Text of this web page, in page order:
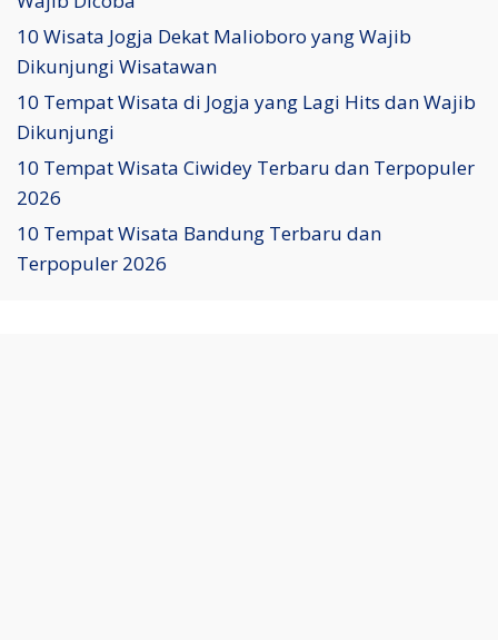
10 Wisata Jogja Dekat Malioboro yang Wajib
Dikunjungi Wisatawan
10 Tempat Wisata di Jogja yang Lagi Hits dan Wajib
Dikunjungi
10 Tempat Wisata Ciwidey Terbaru dan Terpopuler
2026
10 Tempat Wisata Bandung Terbaru dan
Terpopuler 2026